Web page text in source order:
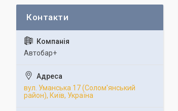
Автобар+
вул. Уманська 17 (Солом'янський
район), Київ, Україна